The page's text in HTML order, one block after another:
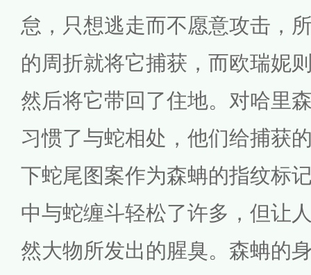
怠，只想逃走而不愿意攻击，
的周折就将它捕获，而欧瑞妮
然后将它带回了住地。对哈里
习惯了与蛇相处，他们给捕获
下蛇尾图案作为森蚺的指纹标
中与蛇缠斗轻松了许多，但让
然大物所发出的腥臭。森蚺的